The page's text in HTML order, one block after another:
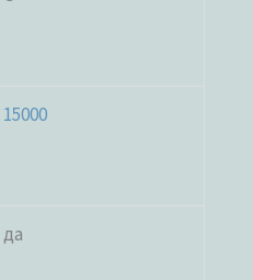
15000
да